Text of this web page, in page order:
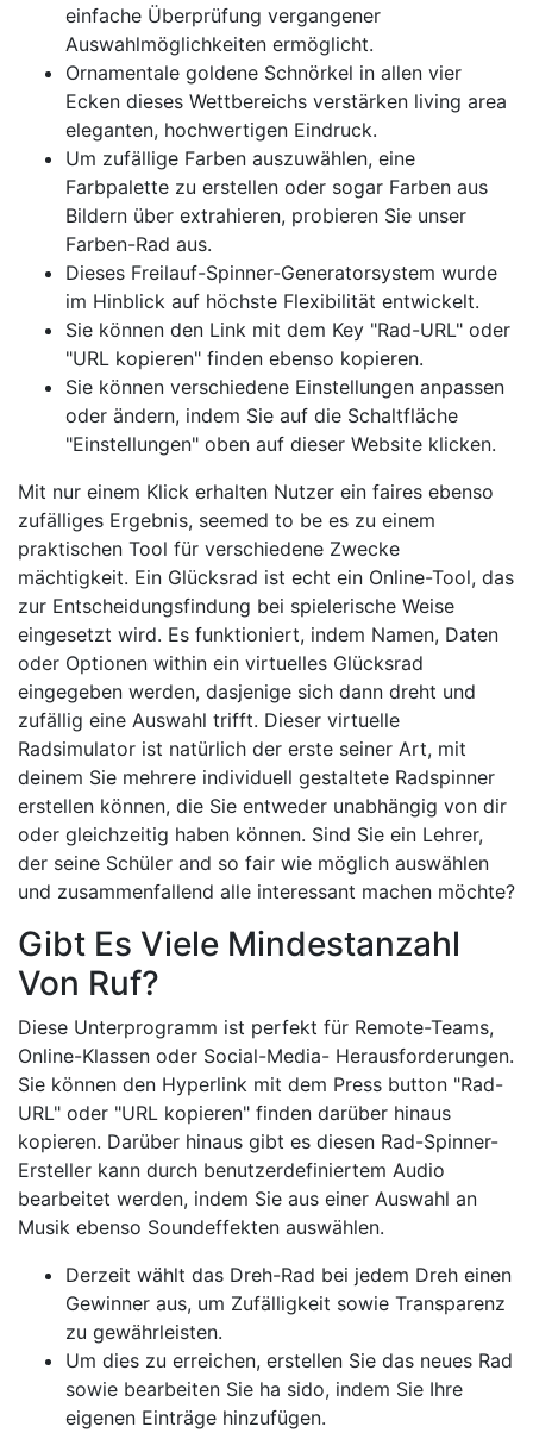
einfache Überprüfung vergangener
Auswahlmöglichkeiten ermöglicht.
Ornamentale goldene Schnörkel in allen vier
Ecken dieses Wettbereichs verstärken living area
eleganten, hochwertigen Eindruck.
Um zufällige Farben auszuwählen, eine
Farbpalette zu erstellen oder sogar Farben aus
Bildern über extrahieren, probieren Sie unser
Farben-Rad aus.
Dieses Freilauf-Spinner-Generatorsystem wurde
im Hinblick auf höchste Flexibilität entwickelt.
Sie können den Link mit dem Key "Rad-URL" oder
"URL kopieren" finden ebenso kopieren.
Sie können verschiedene Einstellungen anpassen
oder ändern, indem Sie auf die Schaltfläche
"Einstellungen" oben auf dieser Website klicken.
Mit nur einem Klick erhalten Nutzer ein faires ebenso
zufälliges Ergebnis, seemed to be es zu einem
praktischen Tool für verschiedene Zwecke
mächtigkeit. Ein Glücksrad ist echt ein Online-Tool, das
zur Entscheidungsfindung bei spielerische Weise
eingesetzt wird. Es funktioniert, indem Namen, Daten
oder Optionen within ein virtuelles Glücksrad
eingegeben werden, dasjenige sich dann dreht und
zufällig eine Auswahl trifft. Dieser virtuelle
Radsimulator ist natürlich der erste seiner Art, mit
deinem Sie mehrere individuell gestaltete Radspinner
erstellen können, die Sie entweder unabhängig von dir
oder gleichzeitig haben können. Sind Sie ein Lehrer,
der seine Schüler and so fair wie möglich auswählen
und zusammenfallend alle interessant machen möchte?
Gibt Es Viele Mindestanzahl
Von Ruf?
Diese Unterprogramm ist perfekt für Remote-Teams,
Online-Klassen oder Social-Media- Herausforderungen.
Sie können den Hyperlink mit dem Press button "Rad-
URL" oder "URL kopieren" finden darüber hinaus
kopieren. Darüber hinaus gibt es diesen Rad-Spinner-
Ersteller kann durch benutzerdefiniertem Audio
bearbeitet werden, indem Sie aus einer Auswahl an
Musik ebenso Soundeffekten auswählen.
Derzeit wählt das Dreh-Rad bei jedem Dreh einen
Gewinner aus, um Zufälligkeit sowie Transparenz
zu gewährleisten.
Um dies zu erreichen, erstellen Sie das neues Rad
sowie bearbeiten Sie ha sido, indem Sie Ihre
eigenen Einträge hinzufügen.